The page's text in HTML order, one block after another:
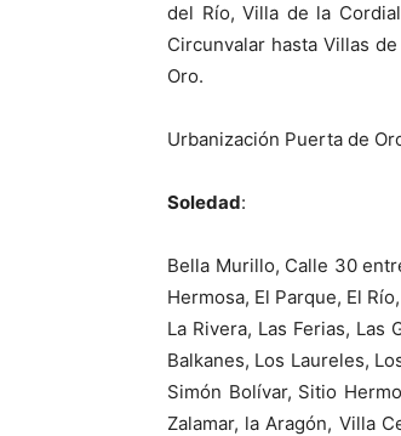
del Río, Villa de la
Circunvalar hasta Villas
Oro.
Urbanización Puerta de
Soledad:
Bella Murillo, Calle 30
Hermosa, El Parque, El
La Rivera, Las Ferias, Las
Balkanes, Los Laureles,
Simón Bolívar, Sitio
Zalamar, la Aragón, Villa